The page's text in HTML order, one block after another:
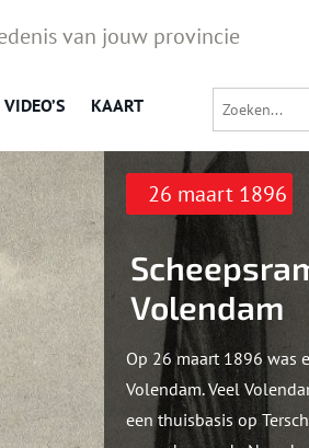
van jouw provincie
VIDEO’S KAART
26 maart 1896
Volendam
Op 26 maart 1896 was
Volendam. Veel
een thuisbasis op